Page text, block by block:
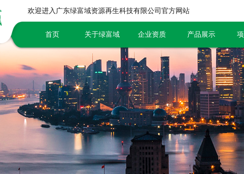
欢迎进入广东绿富域资源再生科技有限公司官方网站
首页 关于绿富域 企业资质 产品展示